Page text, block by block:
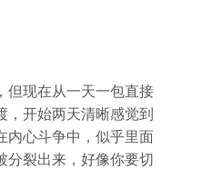
但现在从一天一包直接
，开始两天清晰感觉到
内心斗争中，似乎里面
分裂出来，好像你要切